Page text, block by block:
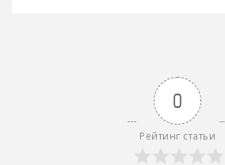
0
Рейтинг статьи